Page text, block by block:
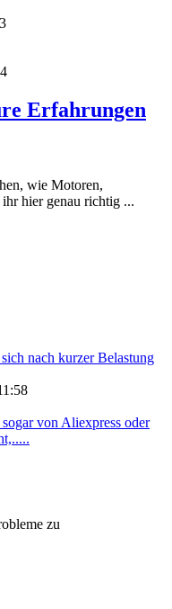
Erfahrungen
wie Motoren,
hier genau richtig ...
nach kurzer Belastung
von Aliexpress oder
zu